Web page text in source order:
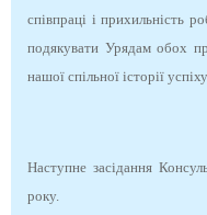
співпраці і прихильність
подякувати Урядам обох
нашої спільної історії
Наступне засідання
року.